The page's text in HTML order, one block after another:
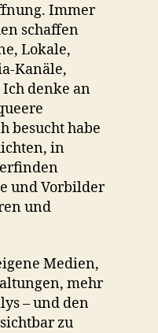
Immer
schaffen
Lokale,
Kanäle,
denke an
besucht habe
in
und Vorbilder
und
Medien,
mehr
– und den
zu